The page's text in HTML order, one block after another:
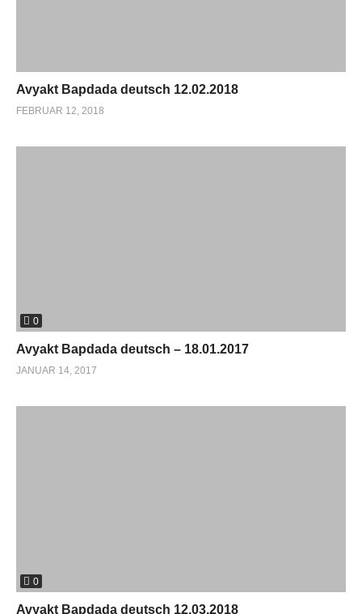
Avyakt Bapdada deutsch 12.02.2018
FEBRUAR 12, 2018
0
Avyakt Bapdada deutsch – 18.01.2017
JANUAR 14, 2017
0
Avyakt Bapdada deutsch 12.03.2018